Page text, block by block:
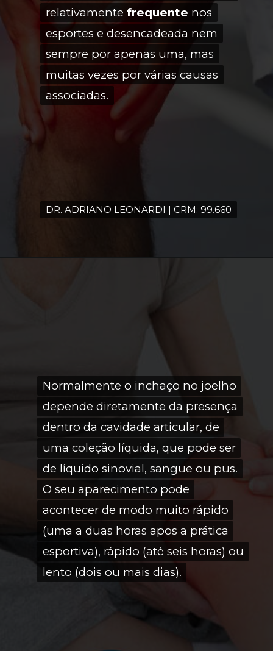
relativamentefrequente nos
esportes e desencadeada nem
sempre por apenas uma, mas
muitas vezes por várias causas
associadas.
relativamentefrequente nos
esportes e desencadeada nem
sempre por apenas uma, mas
muitas vezes por várias causas
associadas.
DR. ADRIANO LEONARDI | CRM: 99.660
DR. ADRIANO LEONARDI | CRM: 99.660
Normalmente o inchaço no joelho
depende diretamente da presença
dentro da cavidade articular, de
uma coleção líquida, que pode ser
de líquido sinovial, sangue ou pus.
O seu aparecimento pode
acontecer de modo muito rápido
(uma a duas horas apos a prática
esportiva), rápido (até seis horas) ou
lento (dois ou mais dias).
Normalmente o inchaço no joelho
depende diretamente da presença
dentro da cavidade articular, de
uma coleção líquida, que pode ser
de líquido sinovial, sangue ou pus.
O seu aparecimento pode
acontecer de modo muito rápido
(uma a duas horas apos a prática
esportiva), rápido (até seis horas) ou
lento (dois ou mais dias).